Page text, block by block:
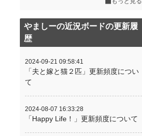
やましーの近況ボードの更新履
歴
2024-09-21 09:58:41
「夫と嫁と猫２匹」更新頻度につい
て
2024-08-07 16:33:28
「Happy Life！」更新頻度について